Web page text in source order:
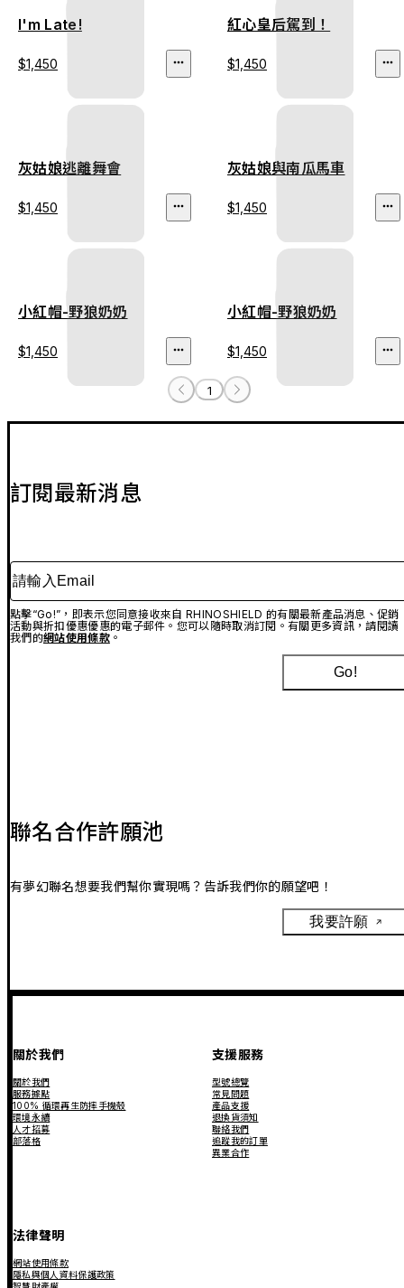
I'm Late!
$1,450
紅心皇后駕到！
$1,450
灰姑娘逃離舞會
$1,450
灰姑娘與南瓜馬車
$1,450
小紅帽-野狼奶奶
$1,450
小紅帽-野狼奶奶
$1,450
1
訂閱最新消息
請輸入Email
點擊“Go!”，即表示您同意接收來自 RHINOSHIELD 的有關最新產品消息、促銷
活動與折扣優惠優惠的電子郵件。您可以隨時取消訂閱。有關更多資訊，請閱讀
我們的網站使用條款。
Go!
聯名合作許願池
有夢幻聯名想要我們幫你實現嗎？告訴我們你的願望吧！
我要許願
關於我們
關於我們
服務據點
100% 循環再生防摔手機殼
環境永續
人才招募
部落格
支援服務
型號總覽
常見問題
產品支援
退換貨須知
聯絡我們
追蹤我的訂單
異業合作
法律聲明
網站使用條款
隱私與個人資料保護政策